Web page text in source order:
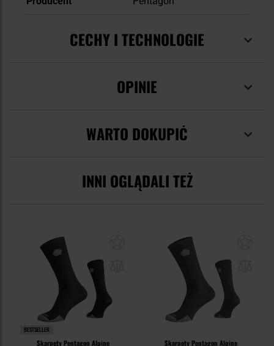
CECHY I TECHNOLOGIE
OPINIE
WARTO DOKUPIĆ
INNI OGLĄDALI TEŻ
BESTSELLER
Skarpety Pentagon Alpine
Skarpety Pentagon Alpine